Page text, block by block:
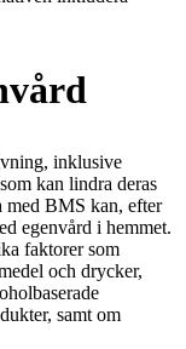
inklusive
kan lindra deras
med BMS kan, efter
egenvård i hemmet.
faktorer som
och drycker,
samt om